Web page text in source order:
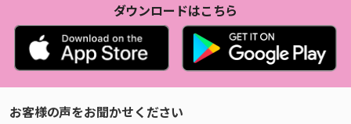
ダウンロードはこちら
お客様の声をお聞かせください